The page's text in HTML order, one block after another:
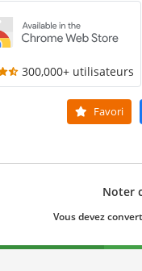
300,000+ utilisateurs
Favori
Noter
Vous devez